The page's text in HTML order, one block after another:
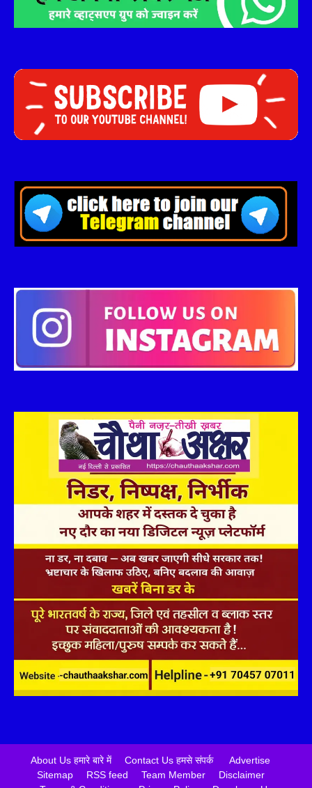
About Us हमारे बारे में Contact Us हमसे संपर्क
Advertise
Sitemap
RSS feed Team Member
Disclaimer